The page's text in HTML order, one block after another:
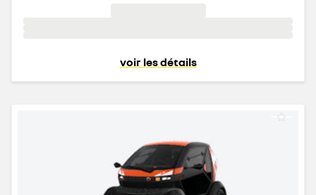
voir les détails